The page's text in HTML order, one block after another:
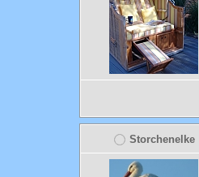
Storchenelke